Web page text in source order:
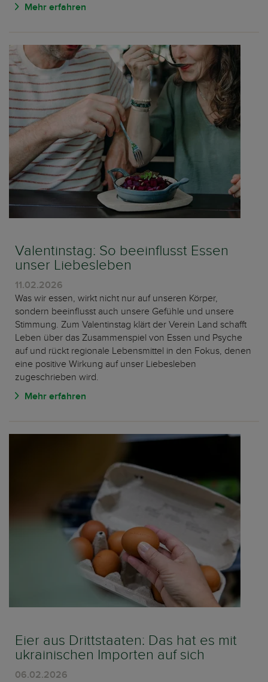
Mehr erfahren
Valentinstag: So beeinflusst Essen
unser Liebesleben
11.02.2026
Was wir essen, wirkt nicht nur auf unseren Körper,
sondern beeinflusst auch unsere Gefühle und unsere
Stimmung. Zum Valentinstag klärt der Verein Land schafft
Leben über das Zusammenspiel von Essen und Psyche
auf und rückt regionale Lebensmittel in den Fokus, denen
eine positive Wirkung auf unser Liebesleben
zugeschrieben wird.
Mehr erfahren
Eier aus Drittstaaten: Das hat es mit
ukrainischen Importen auf sich
06.02.2026